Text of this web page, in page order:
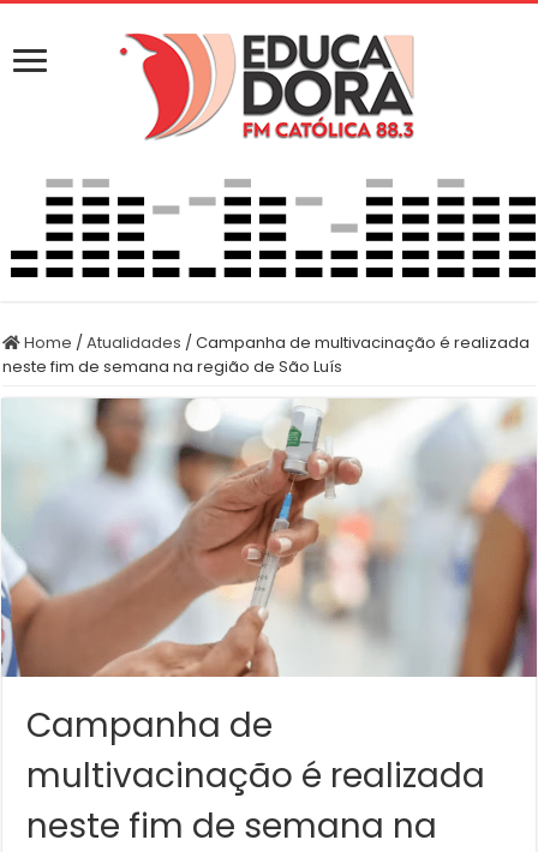
Home /Atualidades /Campanha de multivacinação é realizada
neste fim de semana na região de São Luís
Campanha de
multivacinação é realizada
neste fim de semana na